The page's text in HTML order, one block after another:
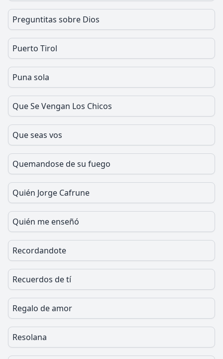
Preguntitas sobre Dios
Puerto Tirol
Puna sola
Que Se Vengan Los Chicos
Que seas vos
Quemandose de su fuego
Quién Jorge Cafrune
Quién me enseñó
Recordandote
Recuerdos de tí
Regalo de amor
Resolana